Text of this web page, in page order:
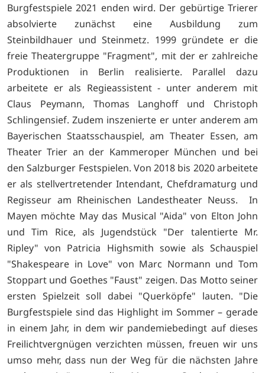
Burgfestspiele 2021 enden wird. Der gebürtige Trierer
absolvierte zunächst eine Ausbildung zum
Steinbildhauer und Steinmetz. 1999 gründete er die
freie Theatergruppe "Fragment", mit der er zahlreiche
Produktionen in Berlin realisierte. Parallel dazu
arbeitete er als Regieassistent - unter anderem mit
Claus Peymann, Thomas Langhoff und Christoph
Schlingensief. Zudem inszenierte er unter anderem am
Bayerischen Staatsschauspiel, am Theater Essen, am
Theater Trier an der Kammeroper München und bei
den Salzburger Festspielen. Von 2018 bis 2020 arbeitete
er als stellvertretender Intendant, Chefdramaturg und
Regisseur am Rheinischen Landestheater Neuss. In
Mayen möchte May das Musical "Aida" von Elton John
und Tim Rice, als Jugendstück "Der talentierte Mr.
Ripley" von Patricia Highsmith sowie als Schauspiel
"Shakespeare in Love" von Marc Normann und Tom
Stoppart und Goethes "Faust" zeigen. Das Motto seiner
ersten Spielzeit soll dabei "Querköpfe" lauten. "Die
Burgfestspiele sind das Highlight im Sommer – gerade
in einem Jahr, in dem wir pandemiebedingt auf dieses
Freilichtvergnügen verzichten müssen, freuen wir uns
umso mehr, dass nun der Weg für die nächsten Jahre